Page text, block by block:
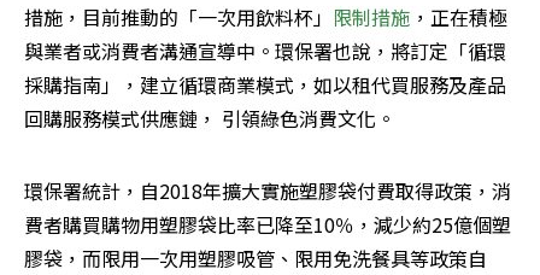
措施，目前推動的「一次用飲料杯」 限制措施 ，正在積極
與業者或消費者溝通宣導中。環保署也說，將訂定「循環
採購指南」，建立循環商業模式，如以租代買服務及產品
回購服務模式供應鏈， 引領綠色消費文化。
環保署統計，自2018年擴大實施塑膠袋付費取得政策，消
費者購買購物用塑膠袋比率已降至10％，減少約25億個塑
膠袋，而限用一次用塑膠吸管、限用免洗餐具等政策自